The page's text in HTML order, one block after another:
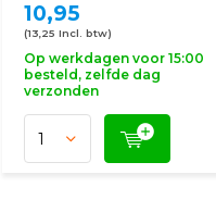
10,95
(13,25 Incl. btw)
Op werkdagen voor 15:00
besteld, zelfde dag
verzonden